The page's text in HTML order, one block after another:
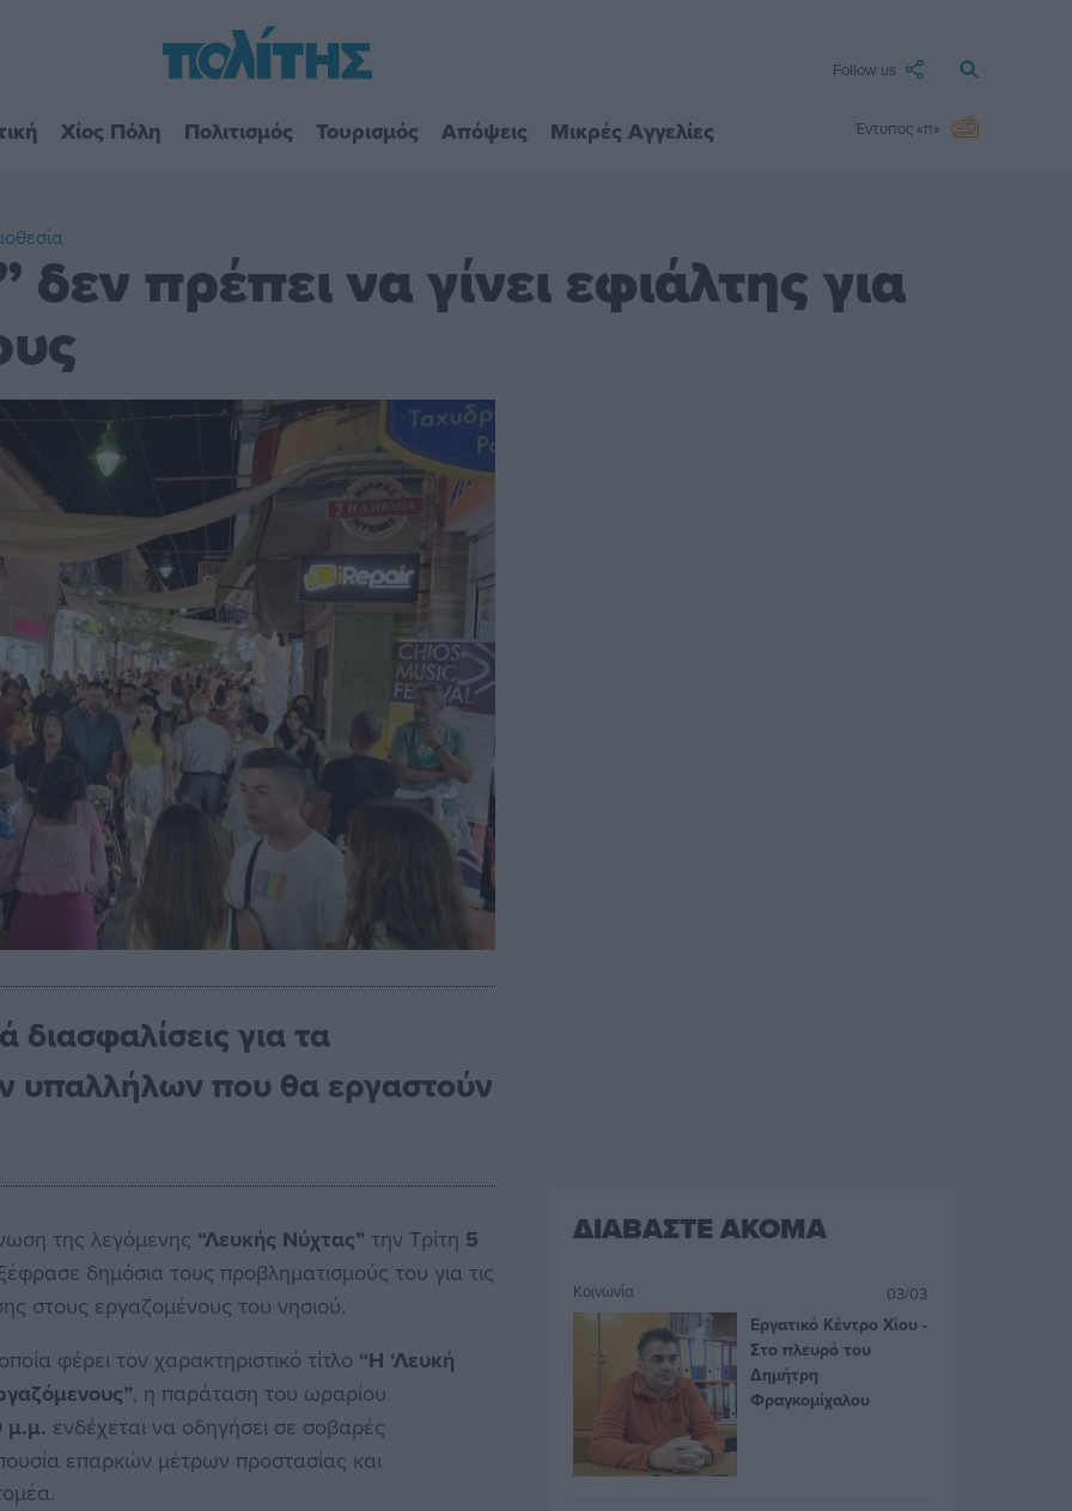
Follow us
Χίος Πόλη Πολιτισμός Τουρισμός Απόψεις Μικρές Αγγελίες Έντυπος «π»
πρέπει να γίνει εφιάλτης για
διασφαλίσεις για τα
υπαλλήλων που θα εργαστούν
της λεγόμενης “Λευκής Νύχτας” την Τρίτη 5
δημόσια τους προβληματισμούς του για τις
στους εργαζομένους του νησιού.
φέρει τον χαρακτηριστικό τίτλο “Η ‘Λευκή
, η παράταση του ωραρίου
μ.μ. ενδέχεται να οδηγήσει σε σοβαρές
επαρκών μέτρων προστασίας και
ΔΙΑΒΑΣΤΕ ΑΚΟΜΑ
Κοινωνία 03/03
Εργατικό Κέντρο Χίου -
Στο πλευρό του
Δημήτρη
Φραγκομίχαλου